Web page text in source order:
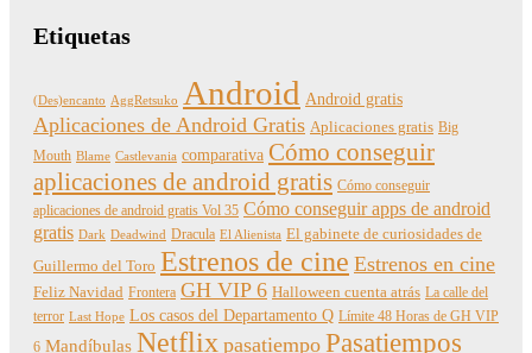
Etiquetas
(Des)encanto AggRetsuko Android Android gratis
Aplicaciones de Android Gratis Aplicaciones gratis Big
Mouth Blame Castlevania comparativa Cómo conseguir
aplicaciones de android gratis Cómo conseguir
aplicaciones de android gratis Vol 35 Cómo conseguir apps de android
gratis Dark Deadwind Dracula El Alienista El gabinete de curiosidades de
Guillermo del Toro Estrenos de cine Estrenos en cine
Feliz Navidad Frontera GH VIP 6 Halloween cuenta atrás La calle del
terror Last Hope Los casos del Departamento Q Límite 48 Horas de GH VIP
6 Mandíbulas Netflix pasatiempo Pasatiempos